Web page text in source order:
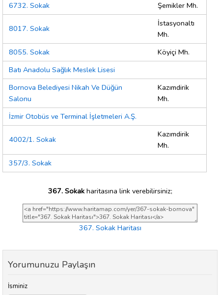
6732. Sokak
Şemikler Mh.
8017. Sokak
İstasyonaltı
Mh.
8055. Sokak
Köyiçi Mh.
Batı Anadolu Sağlık Meslek Lisesi
Bornova Belediyesi Nikah Ve Düğün
Salonu
Kazımdirik
Mh.
İzmir Otobüs ve Terminal İşletmeleri A.Ş.
4002/1. Sokak
Kazımdirik
Mh.
357/3. Sokak
367. Sokakharitasına link verebilirsiniz;
367. Sokak Haritası
Yorumunuzu Paylaşın
İsminiz